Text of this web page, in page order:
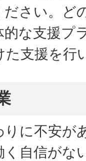
さい。ど
な支援プ
た支援を行
りに不安が
自信がな